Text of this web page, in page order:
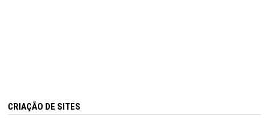
CRIAÇÃO DE SITES